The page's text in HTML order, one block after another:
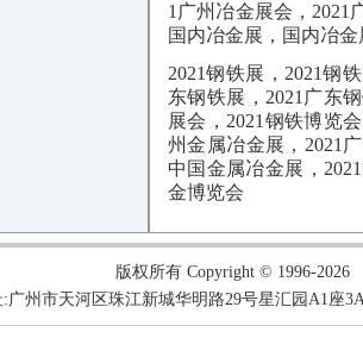
1广州冶金展会，2021
国内冶金展，国内冶
2021钢铁展，2021钢
东钢铁展，2021广东
展会，2021钢铁博览
州金属冶金展，2021
中国金属冶金展，
金博览会
版权所有 Copyright © 1996-2026
广州市天河区珠江新城华明路29号星汇园A1座